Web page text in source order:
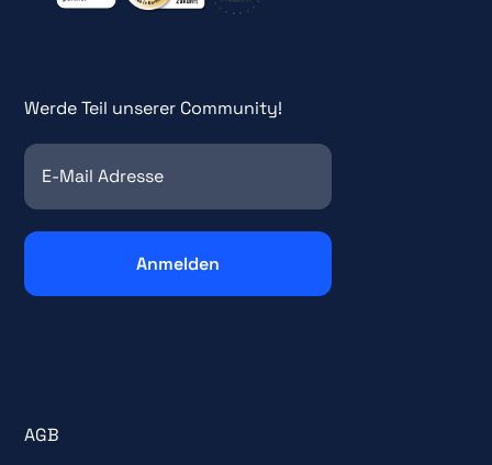
Werde Teil unserer Community!
AGB